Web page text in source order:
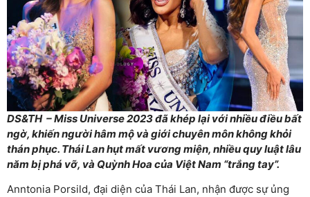
DS&TH – Miss Universe 2023 đã khép lại với nhiều điều bất
ngờ, khiến người hâm mộ và giới chuyên môn không khỏi
thán phục. Thái Lan hụt mất vương miện, nhiều quy luật lâu
năm bị phá vỡ, và Quỳnh Hoa của Việt Nam “trắng tay”.
Anntonia Porsild, đại diện của Thái Lan, nhận được sự ủng